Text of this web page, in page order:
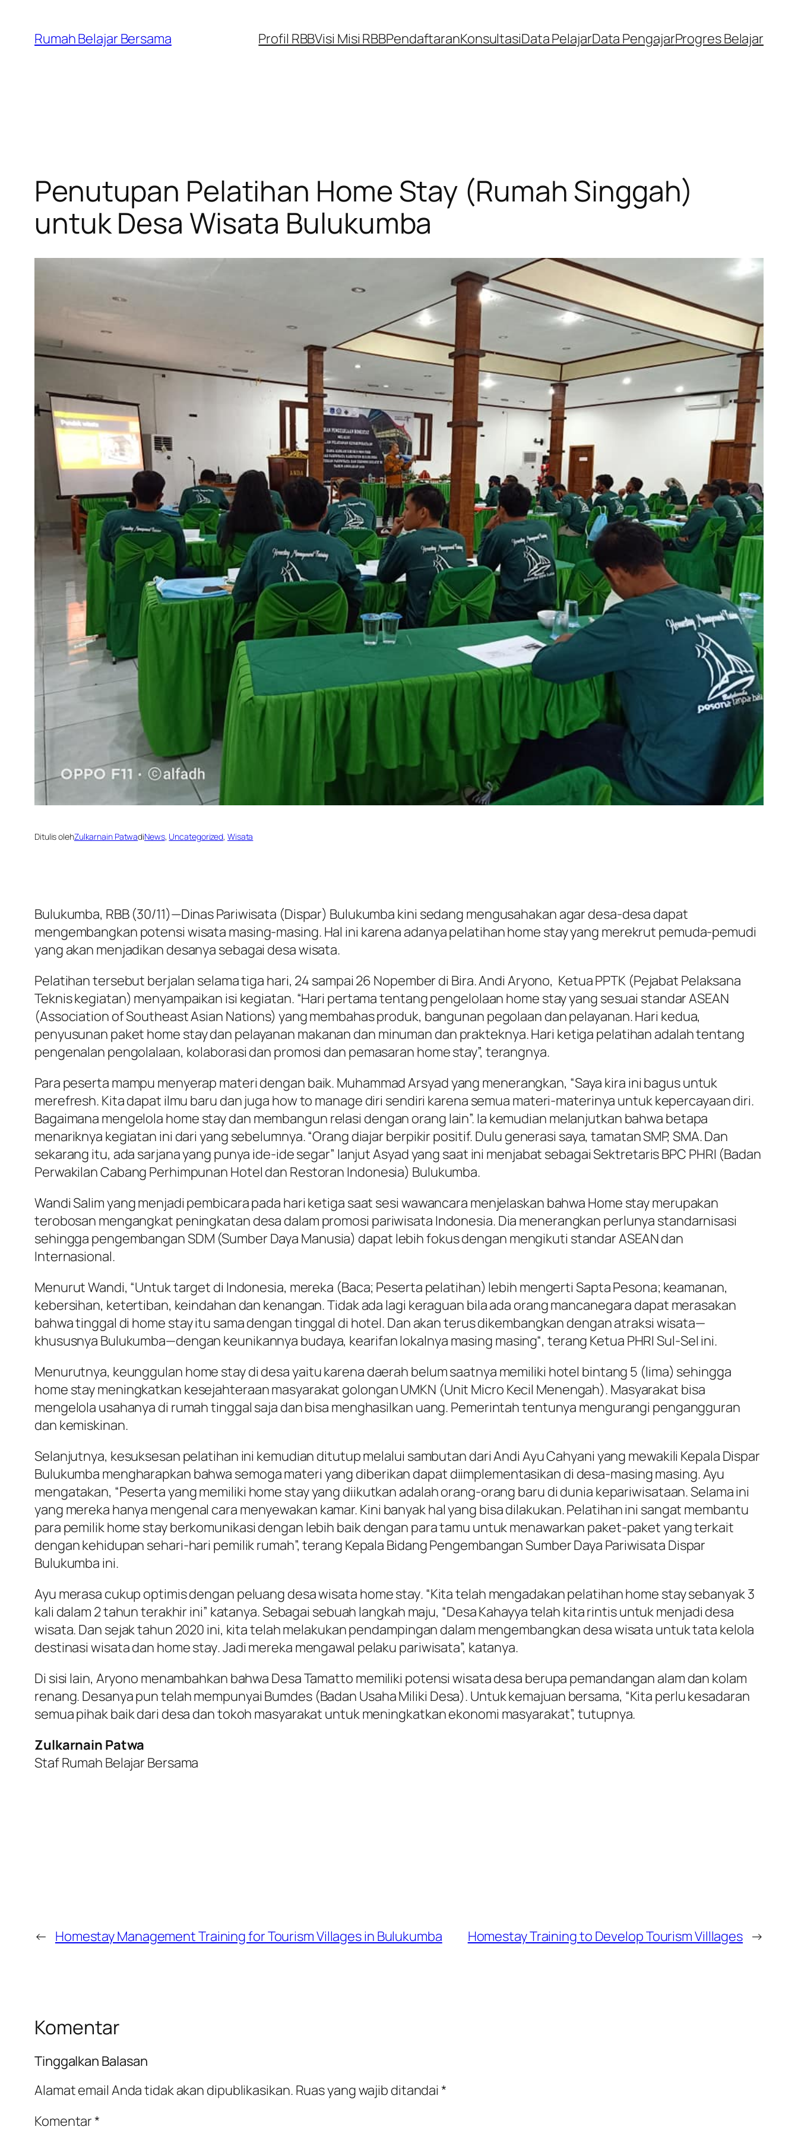
konten
Rumah Belajar Bersama Profil RBBVisi Misi RBBPendaftaranKonsultasiData PelajarData PengajarProgres Belajar
Penutupan Pelatihan Home Stay (Rumah Singgah)
untuk Desa Wisata Bulukumba
Ditulis olehZulkarnain PatwadiNews, Uncategorized, Wisata
Bulukumba, RBB (30/11)—Dinas Pariwisata (Dispar) Bulukumba kini sedang mengusahakan agar desa-desa dapat
mengembangkan potensi wisata masing-masing. Hal ini karena adanya pelatihanhome stayyang merekrut pemuda-pemudi
yang akan menjadikan desanya sebagai desa wisata.
Pelatihan tersebut berjalan selama tiga hari, 24 sampai 26 Nopember di Bira. Andi Aryono, Ketua PPTK (Pejabat Pelaksana
Teknis kegiatan) menyampaikan isi kegiatan. “Hari pertama tentang pengelolaan home stayyang sesuai standar ASEAN
(Association of Southeast Asian Nations) yang membahas produk, bangunan pegolaan dan pelayanan. Hari kedua,
penyusunan paket home staydan pelayanan makanan dan minuman dan prakteknya. Hari ketiga pelatihan adalah tentang
pengenalan pengolalaan, kolaborasi dan promosi dan pemasaran home stay”, terangnya.
Para peserta mampu menyerap materi dengan baik. Muhammad Arsyad yang menerangkan, “Saya kira ini bagus untuk
merefresh. Kita dapat ilmu baru dan juga how to manage diri sendiri karena semua materi-materinya untuk kepercayaan diri.
Bagaimana mengelola home staydan membangun relasi dengan orang lain”. Ia kemudian melanjutkan bahwa betapa
menariknya kegiatan ini dari yang sebelumnya. “Orang diajar berpikir positif. Dulu generasi saya, tamatan SMP, SMA. Dan
sekarang itu, ada sarjana yang punya ide-ide segar” lanjut Asyad yang saat ini menjabat sebagai Sektretaris BPC PHRI (Badan
Perwakilan Cabang Perhimpunan Hotel dan Restoran Indonesia) Bulukumba.
Wandi Salim yang menjadi pembicara pada hari ketiga saat sesi wawancara menjelaskan bahwa Home stay merupakan
terobosan mengangkat peningkatan desa dalam promosi pariwisata Indonesia. Dia menerangkan perlunya standarnisasi
sehingga pengembangan SDM (Sumber Daya Manusia) dapat lebih fokus dengan mengikuti standar ASEAN dan
Internasional.
Menurut Wandi, “Untuk target di Indonesia, mereka (Baca; Peserta pelatihan) lebih mengerti Sapta Pesona; keamanan,
kebersihan, ketertiban, keindahan dan kenangan. Tidak ada lagi keraguan bila ada orang mancanegara dapat merasakan
bahwa tinggal di home stayitu sama dengan tinggal di hotel. Dan akan terus dikembangkan dengan atraksi wisata—
khususnya Bulukumba—dengan keunikannya budaya, kearifan lokalnya masing masing“, terang Ketua PHRI Sul-Sel ini.
Menurutnya, keunggulan home staydi desa yaitu karena daerah belum saatnya memiliki hotel bintang 5 (lima) sehingga
home staymeningkatkan kesejahteraan masyarakat golongan UMKN (Unit Micro Kecil Menengah). Masyarakat bisa
mengelola usahanya di rumah tinggal saja dan bisa menghasilkan uang. Pemerintah tentunya mengurangi pengangguran
dan kemiskinan.
Selanjutnya, kesuksesan pelatihan ini kemudian ditutup melalui sambutan dari Andi Ayu Cahyani yang mewakili Kepala Dispar
Bulukumba mengharapkan bahwa semoga materi yang diberikan dapat diimplementasikan di desa-masing masing. Ayu
mengatakan, “Peserta yang memiliki home stayyang diikutkan adalah orang-orang baru di dunia kepariwisataan. Selama ini
yang mereka hanya mengenal cara menyewakan kamar. Kini banyak hal yang bisa dilakukan. Pelatihan ini sangat membantu
para pemilikhome stayberkomunikasi dengan lebih baik dengan para tamu untuk menawarkan paket-paket yang terkait
dengan kehidupan sehari-hari pemilik rumah”, terang Kepala Bidang Pengembangan Sumber Daya Pariwisata Dispar
Bulukumba ini.
Ayu merasa cukup optimis dengan peluang desa wisata home stay. “Kita telah mengadakan pelatihanhome staysebanyak 3
kali dalam 2 tahun terakhir ini” katanya. Sebagai sebuah langkah maju, “Desa Kahayya telah kita rintis untuk menjadi desa
wisata. Dan sejak tahun 2020 ini, kita telah melakukan pendampingan dalam mengembangkan desa wisata untuk tata kelola
destinasi wisata dan home stay. Jadi mereka mengawal pelaku pariwisata”, katanya.
Di sisi lain, Aryono menambahkan bahwa Desa Tamatto memiliki potensi wisata desa berupa pemandangan alam dan kolam
renang. Desanya pun telah mempunyai Bumdes (Badan Usaha Miliki Desa). Untuk kemajuan bersama, “Kita perlu kesadaran
semua pihak baik dari desa dan tokoh masyarakat untuk meningkatkan ekonomi masyarakat”, tutupnya.
Zulkarnain Patwa
Staf Rumah Belajar Bersama
← Homestay Management Training for Tourism Villages in Bulukumba Homestay Training to Develop Tourism Villlages →
Komentar
Tinggalkan Balasan
Alamat email Anda tidak akan dipublikasikan. Ruas yang wajib ditandai*
Komentar*